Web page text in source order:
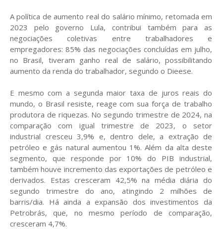
A política de aumento real do salário mínimo, retomada em
2023 pelo governo Lula, contribui também para as
negociações coletivas entre trabalhadores e
empregadores: 85% das negociações concluídas em julho,
no Brasil, tiveram ganho real de salário, possibilitando
aumento da renda do trabalhador, segundo o Dieese.
E mesmo com a segunda maior taxa de juros reais do
mundo, o Brasil resiste, reage com sua força de trabalho
produtora de riquezas. No segundo trimestre de 2024, na
comparação com igual trimestre de 2023, o setor
industrial cresceu 3,9% e, dentro dele, a extração de
petróleo e gás natural aumentou 1%. Além da alta deste
segmento, que responde por 10% do PIB industrial,
também houve incremento das exportações de petróleo e
derivados. Estas cresceram 42,5% na média diária do
segundo trimestre do ano, atingindo 2 milhões de
barris/dia. Há ainda a expansão dos investimentos da
Petrobrás, que, no mesmo período de comparação,
cresceram 4,7%.